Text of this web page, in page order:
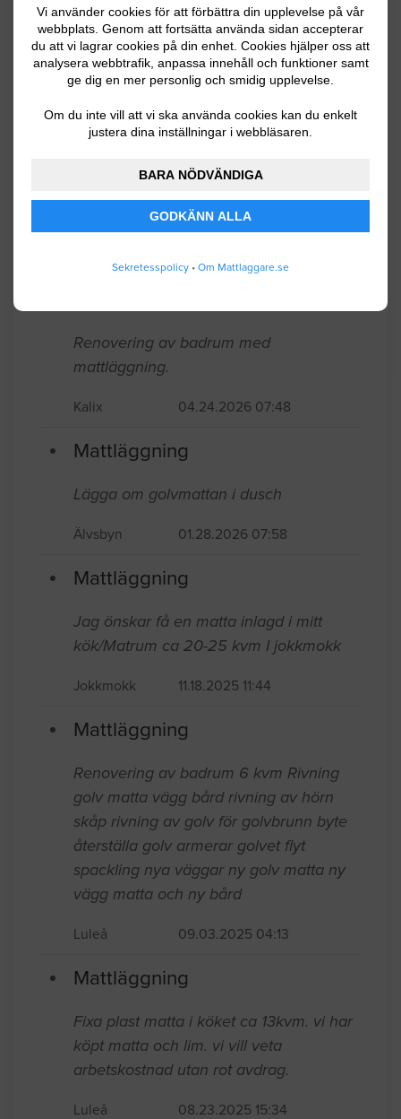
Vi använder cookies för att förbättra din upplevelse på vår
webbplats. Genom att fortsätta använda sidan accepterar
du att vi lagrar cookies på din enhet. Cookies hjälper oss att
analysera webbtrafik, anpassa innehåll och funktioner samt
ge dig en mer personlig och smidig upplevelse.
Om du inte vill att vi ska använda cookies kan du enkelt
justera dina inställningar i webbläsaren.
BARA NÖDVÄNDIGA
GODKÄNN ALLA
Sekretesspolicy • Om Mattlaggare.se
Jag behöver köpa våtrumsmatta och
anlita mattläggare till nybyggnation
toalett ca 3. 8 m2.
Mattläggning
golvbrunn och flytspackling
Renovering av badrum med
mattläggning.
Kalix 04.24.2026 07:48
Mattläggning
Lägga om golvmattan i dusch
Älvsbyn 01.28.2026 07:58
Mattläggning
Jag önskar få en matta inlagd i mitt
kök/Matrum ca 20-25 kvm I jokkmokk
Jokkmokk 11.18.2025 11:44
Mattläggning
Renovering av badrum 6 kvm Rivning
golv matta vägg bård rivning av hörn
skåp rivning av golv för golvbrunn byte
återställa golv armerar golvet flyt
spackling nya väggar ny golv matta ny
vägg matta och ny bård
Luleå 09.03.2025 04:13
Mattläggning
Fixa plast matta i köket ca 13kvm. vi har
köpt matta och lim. vi vill veta
arbetskostnad utan rot avdrag.
Luleå 08.23.2025 15:34